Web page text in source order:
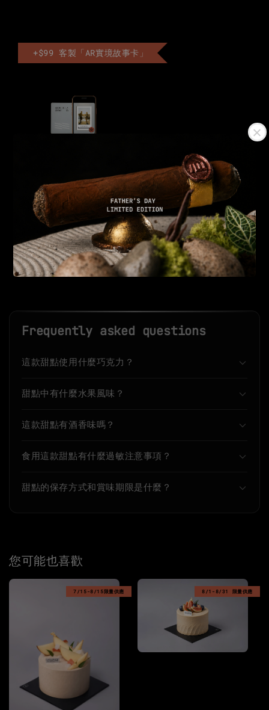
+$99 客製「AR實境故事卡」
AR實境卡
NT$ 99
NT$ 199
- +
加入購物車
Frequently asked questions
這款甜點使用什麼巧克力？
甜點中有什麼水果風味？
這款甜點有酒香味嗎？
食用這款甜點有什麼過敏注意事項？
甜點的保存方式和賞味期限是什麼？
您可能也喜歡
7/15-8/15限量供應 8/1-8/31 限量供應